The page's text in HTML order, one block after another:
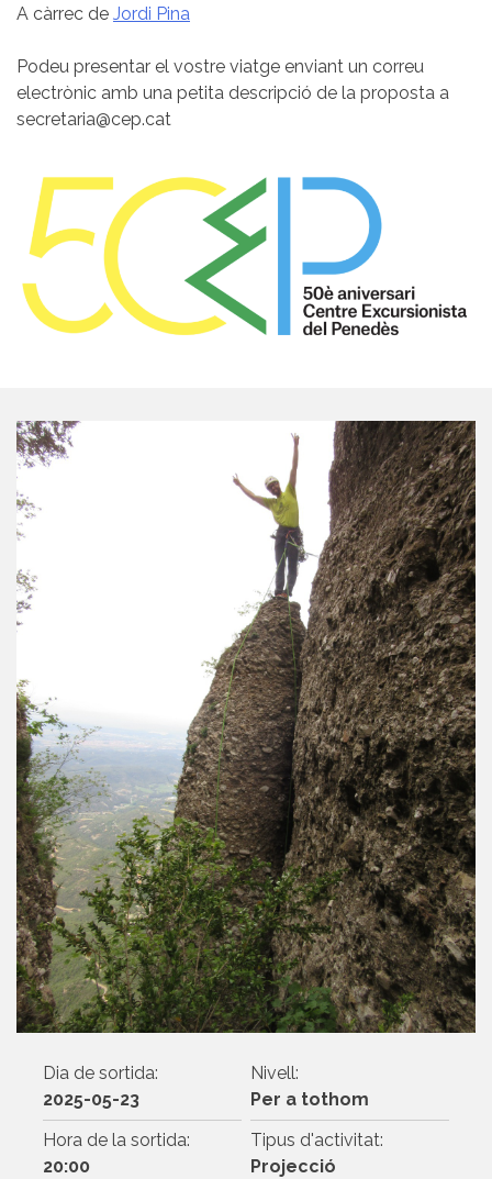
A càrrec de Jordi Pina
Podeu presentar el vostre viatge enviant un correu
electrònic amb una petita descripció de la proposta a
secretaria@cep.cat
Dia de sortida:
2025-05-23
Nivell:
Per a tothom
Hora de la sortida:
20:00
Tipus d'activitat:
Projecció